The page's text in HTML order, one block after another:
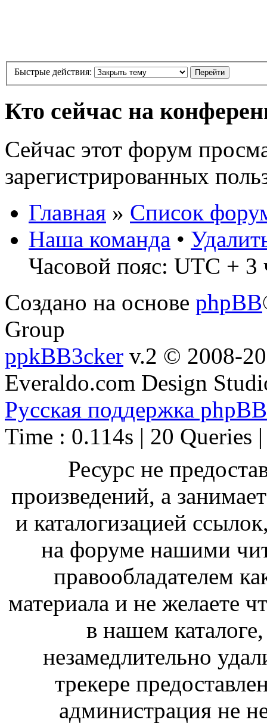
Быстрые действия:
Кто сейчас на
Сейчас этот форум
зарегистрированных
Главная » Список
Наша команда •
Часовой пояс: UTC + 3
Создано на основе phpBB
Group
ppkBB3cker v.2 © 2008-
Everaldo.com Design
Русская поддержка phpBB
Time : 0.114s | 20 Queries
Ресурс не
произведений, а
и каталогизацией
на форуме нашими
правообладателем
материала и не желаете
в нашем
незамедлительно
трекере
администрация не